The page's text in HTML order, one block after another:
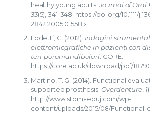
healthy young adults.Journal of Oral
33(5), 341-348. https://doi.org/10.1111/
2842.2005.01558.x
Lodetti, G. (2012). Indagini
elettromiografiche in pazienti con
temporomandibolari . CORE.
https://core.ac.uk/download/pdf/
Martino, T. G. (2014). Functional
supported prosthesis. Overdenture 1
http://www.stomaeduj.com/wp-
content/uploads/2015/08/Functional-